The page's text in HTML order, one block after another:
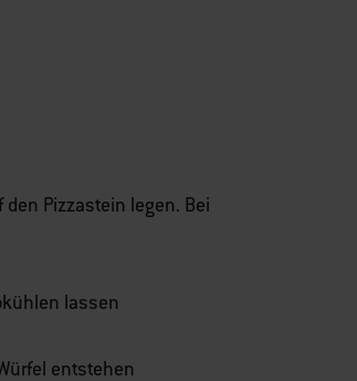
Pizzastein legen. Bei
lassen
entstehen